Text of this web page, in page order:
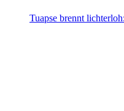
Tuapse brennt